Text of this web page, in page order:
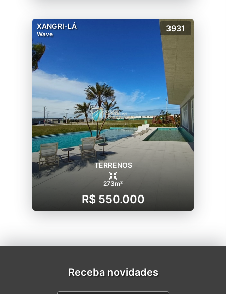
XANGRI-LÁ
Wave
3931
TERRENOS
273m²
R$ 550.000
Receba novidades